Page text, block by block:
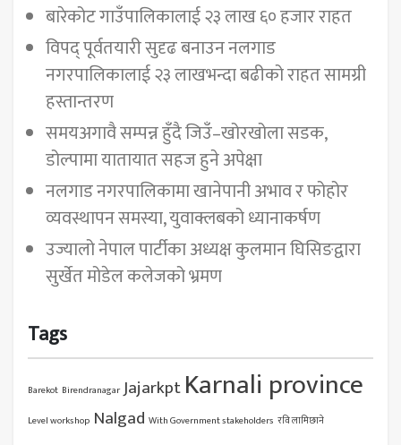
बारेकोट गाउँपालिकालाई २३ लाख ६० हजार राहत
विपद् पूर्वतयारी सुदृढ बनाउन नलगाड
नगरपालिकालाई २३ लाखभन्दा बढीको राहत सामग्री
हस्तान्तरण
समयअगावै सम्पन्न हुँदै जिउँ–खोरखोला सडक,
डोल्पामा यातायात सहज हुने अपेक्षा
नलगाड नगरपालिकामा खानेपानी अभाव र फोहोर
व्यवस्थापन समस्या, युवाक्लबको ध्यानाकर्षण
उज्यालो नेपाल पार्टीका अध्यक्ष कुलमान घिसिङद्वारा
सुर्खेत मोडेल कलेजको भ्रमण
Tags
Barekot Birendranagar JajarkptKarnali province
Level workshop Nalgad With Government stakeholders रवि लामिछाने